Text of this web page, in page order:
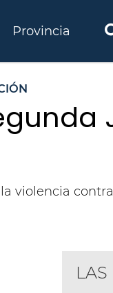
Provincia
violencia